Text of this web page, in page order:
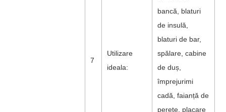
7
Utilizare
ideala:
bancă, blaturi
de insulă,
blaturi de bar,
spălare, cabine
de duș,
împrejurimi
cadă, faianță de
perete, placare